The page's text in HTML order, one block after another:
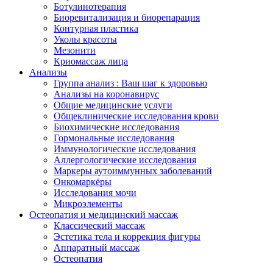
Ботулинотерапия
Биоревитализация и биорепарация
Контурная пластика
Уколы красоты
Мезонити
Криомассаж лица
Анализы
Группа анализ : Ваш шаг к здоровью
Анализы на коронавирус
Общие медицинские услуги
Общеклинические исследования крови
Биохимические исследования
Гормональные исследования
Иммунологические исследования
Аллергологические исследования
Маркеры аутоиммунных заболеваний
Онкомаркёры
Исследования мочи
Микроэлементы
Остеопатия и медицинский массаж
Классический массаж
Эстетика тела и коррекция фигуры
Аппаратный массаж
Остеопатия